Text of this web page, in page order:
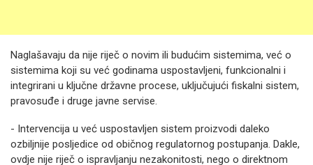
Naglašavaju da nije riječ o novim ili budućim sistemima, već o
sistemima koji su već godinama uspostavljeni, funkcionalni i
integrirani u ključne državne procese, uključujući fiskalni sistem,
pravosuđe i druge javne servise.
- Intervencija u već uspostavljen sistem proizvodi daleko
ozbiljnije posljedice od običnog regulatornog postupanja. Dakle,
ovdje nije riječ o ispravljanju nezakonitosti, nego o direktnom